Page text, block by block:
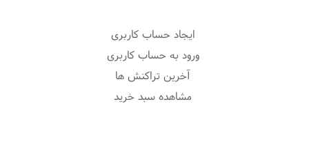
ایجاد حساب کاربری
ورود به حساب کاربری
آخرین تراکنش ها
مشاهده سبد خرید